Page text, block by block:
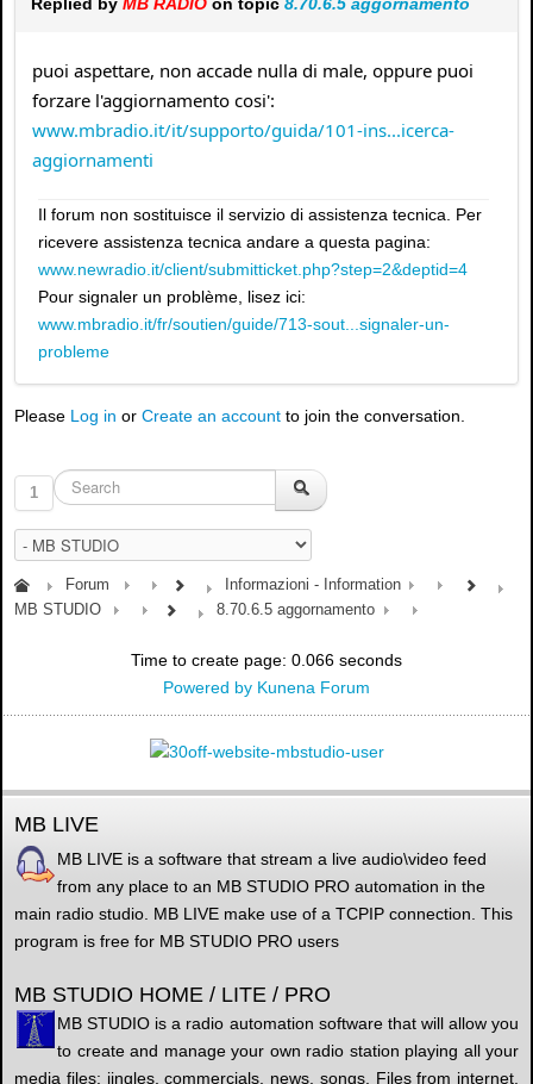
puoi aspettare, non accade nulla di male, oppure puoi
forzare l'aggiornamento cosi':
www.mbradio.it/it/supporto/guida/101-ins...icerca-
aggiornamenti
Il forum non sostituisce il servizio di assistenza tecnica. Per
ricevere assistenza tecnica andare a questa pagina:
www.newradio.it/client/submitticket.php?step=2&deptid=4
Pour signaler un problème, lisez ici:
www.mbradio.it/fr/soutien/guide/713-sout...signaler-un-
probleme
Please Log in or Create an account to join the conversation.
1
Forum
Informazioni - Information
MB STUDIO
8.70.6.5 aggornamento
Time to create page: 0.066 seconds
Powered by Kunena Forum
MB LIVE
MB LIVE is a software that stream a live audio\video feed
from any place to an MB STUDIO PRO automation in the
main radio studio. MB LIVE make use of a TCPIP connection. This
program is free for MB STUDIO PRO users
MB STUDIO HOME / LITE / PRO
MB STUDIO is a radio automation software that will allow you
to create and manage your own radio station playing all your
media files: jingles, commercials, news, songs, Files from internet,